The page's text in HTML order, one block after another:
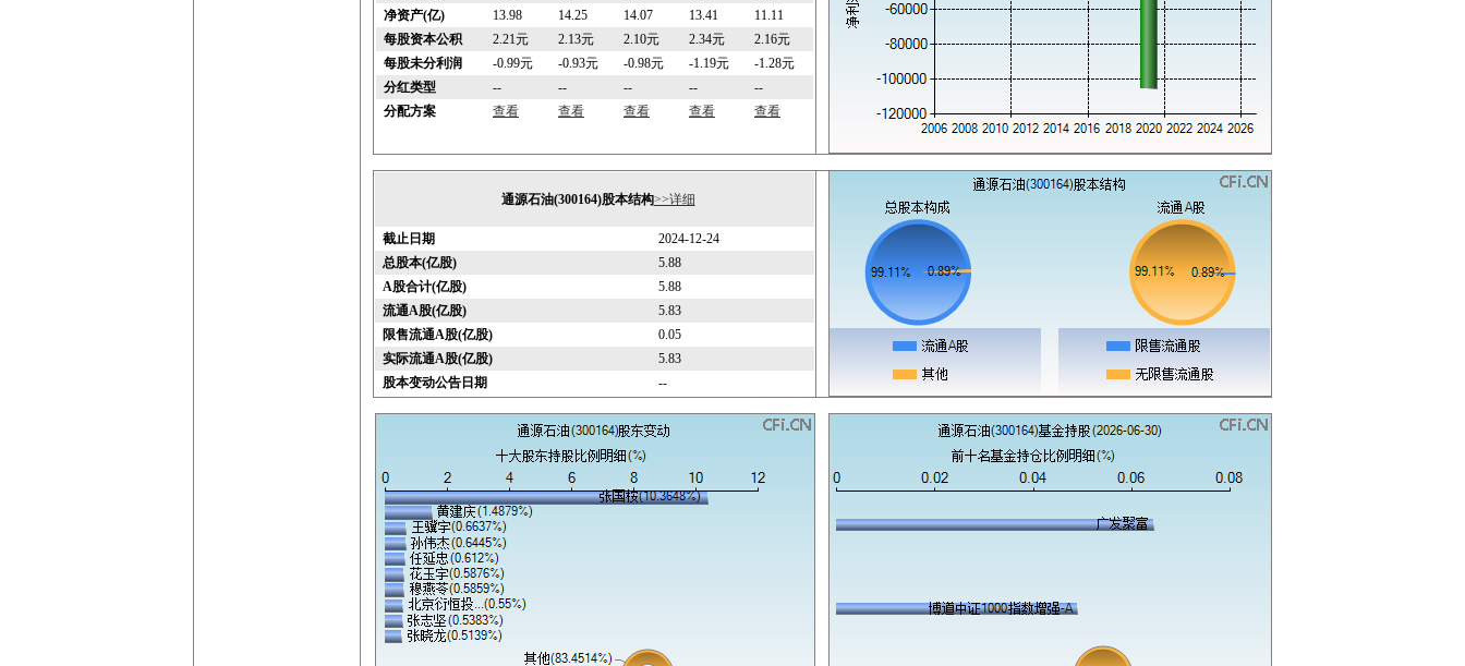
净资产(亿)
13.98 14.25 14.07 13.41
11.11
每股资本公积
2.21元 2.13元 2.10元 2.34元
2.16元
每股未分利润
-0.99元 -0.93元 -0.98元 -1.19元
-1.28元
分红类型
-- -- -- --
--
分配方案
查看 查看 查看 查看 查看
通源石油(300164)股本结构>>详细
截止日期
2024-12-24
总股本(亿股)
5.88
A股合计(亿股)
5.88
流通A股(亿股)
5.83
限售流通A股(亿股)
0.05
实际流通A股(亿股)
5.83
股本变动公告日期
--